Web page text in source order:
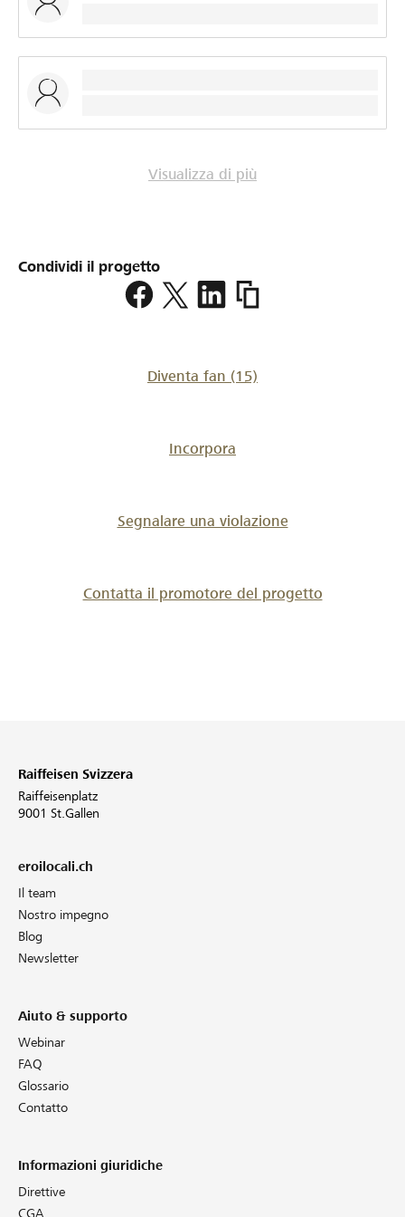
zurückgeben zu dürfen. Nochmals ein herzliches
Visualizza di più
Condividi il progetto
https://
thun-
Diventa fan (15)
Incorpora
Segnalare una violazione
Contatta il promotore del progetto
Raiffeisen Svizzera
Raiffeisenplatz
9001 St.Gallen
eroilocali.ch
Il team
Nostro impegno
Blog
Newsletter
Aiuto & supporto
Webinar
FAQ
Glossario
Contatto
Informazioni giuridiche
Direttive
CGA